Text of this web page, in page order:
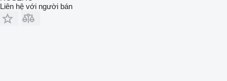
Liên hệ với người bán